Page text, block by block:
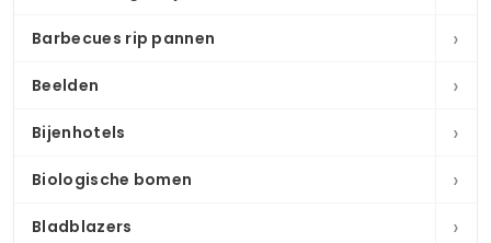
Barbecues rip pannen ›
Beelden ›
Bijenhotels ›
Biologische bomen ›
Bladblazers ›